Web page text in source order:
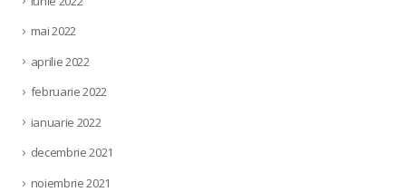
mai 2022
aprilie 2022
februarie 2022
ianuarie 2022
decembrie 2021
noiembrie 2021